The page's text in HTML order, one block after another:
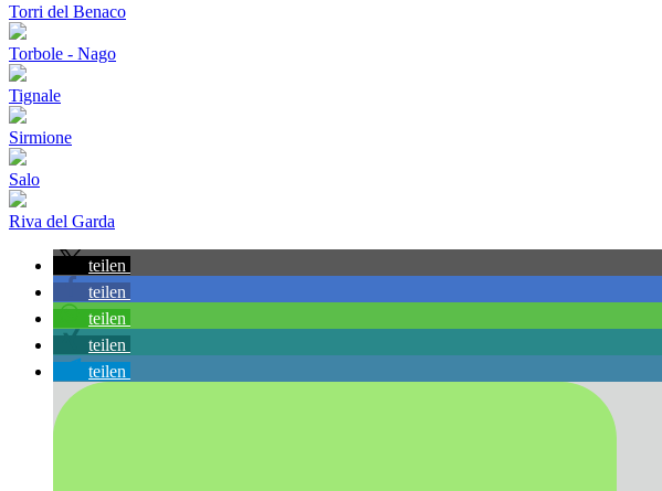
Torri del Benaco
Torbole - Nago
Tignale
Sirmione
Salo
Riva del Garda
teilen
teilen
teilen
teilen
teilen